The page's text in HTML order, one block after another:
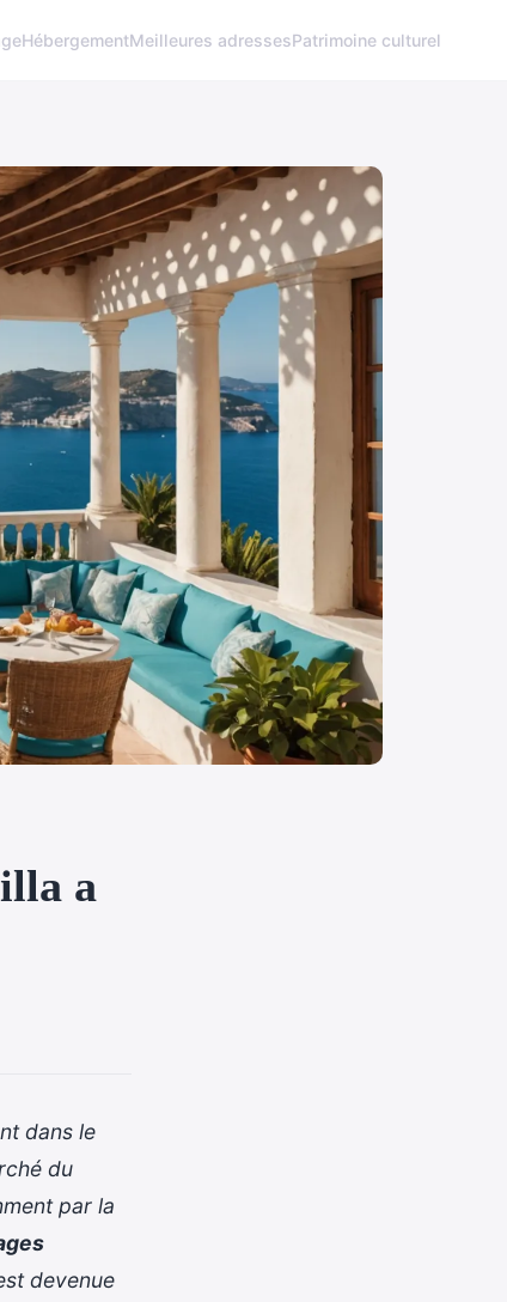
HébergementMeilleures adressesPatrimoine culturel
a
dans le
du
par la
devenue